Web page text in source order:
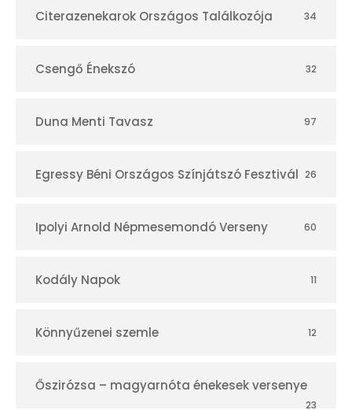
r
Citerazenekarok Országos Találkozója 34
Csengő Énekszó 32
Duna Menti Tavasz 97
Egressy Béni Országos Színjátszó Fesztivál 26
Ipolyi Arnold Népmesemondó Verseny 60
Kodály Napok 11
Könnyűzenei szemle 12
Őszirózsa – magyarnóta énekesek versenye
23